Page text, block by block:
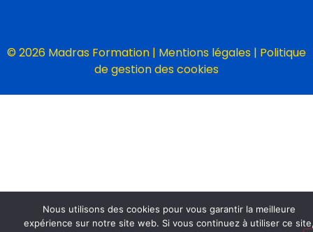
© 2026 Madras Formation | Mentions légales | Politique
de gestion des cookies
Nous utilisons des cookies pour vous garantir la meilleure
expérience sur notre site web. Si vous continuez à utiliser ce